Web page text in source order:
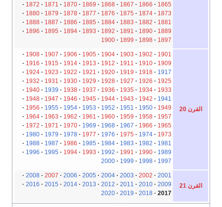
1865
1866
1867
1868
1869
1870
1871
1872
1873
1874
1875
1876
1877
1878
1879
1880
1881
1882
1883
1884
1885
1886
1887
1888
1889
1890
1891
1892
1893
1894
1895
1896
1897
1898
1899
1900
القرن 20
1901
1902
1903
1904
1905
1906
1907
1908
1909
1910
1911
1912
1913
1914
1915
1916
1917
1918
1919
1920
1921
1922
1923
1924
1925
1926
1927
1928
1929
1930
1931
1932
1933
1934
1935
1936
1937
1938
1939
1940
1941
1942
1943
1944
1945
1946
1947
1948
1949
1950
1951
1952
1953
1954
1955
1956
1957
1958
1959
1960
1961
1962
1963
1964
1965
1966
1967
1968
1969
1970
1971
1972
1973
1974
1975
1976
1977
1978
1979
1980
1981
1982
1983
1984
1985
1986
1987
1988
1989
1990
1991
1992
1993
1994
1995
1996
1997
1998
1999
2000
القرن 21
2001
2002
2003
2004
2005
2006
2007
2008
2009
2010
2011
2012
2013
2014
2015
2016
2017
2018
2019
2020